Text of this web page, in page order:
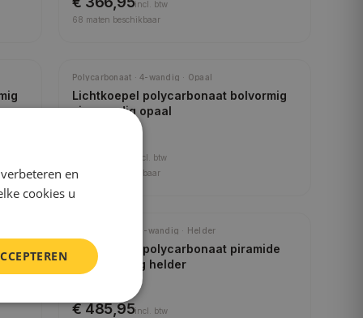
incl.
btw
68 maten beschikbaar
Polycarbonaat · 4-wandig · Opaal
Lichtkoepel polycarbonaat bolvormig
vierwandig opaal
incl.
btw
68
maten beschikbaar
Polycarbonaat · 1-wandig · Helder
Lichtkoepel polycarbonaat piramide
enkelwandig helder
€ 485,95incl.
btw
en
cookies u